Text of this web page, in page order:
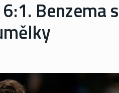
Benzema s